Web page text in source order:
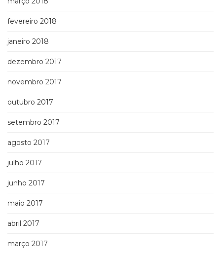
fevereiro 2018
janeiro 2018
dezembro 2017
novembro 2017
outubro 2017
setembro 2017
agosto 2017
julho 2017
junho 2017
maio 2017
abril 2017
março 2017